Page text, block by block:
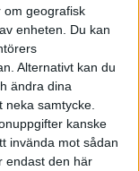
om geografisk
enheten. Du kan
Alternativt kan du
ändra dina
samtycke.
kanske
invända mot sådan
endast den här
månad i
har läst
inte
dvs
man
för